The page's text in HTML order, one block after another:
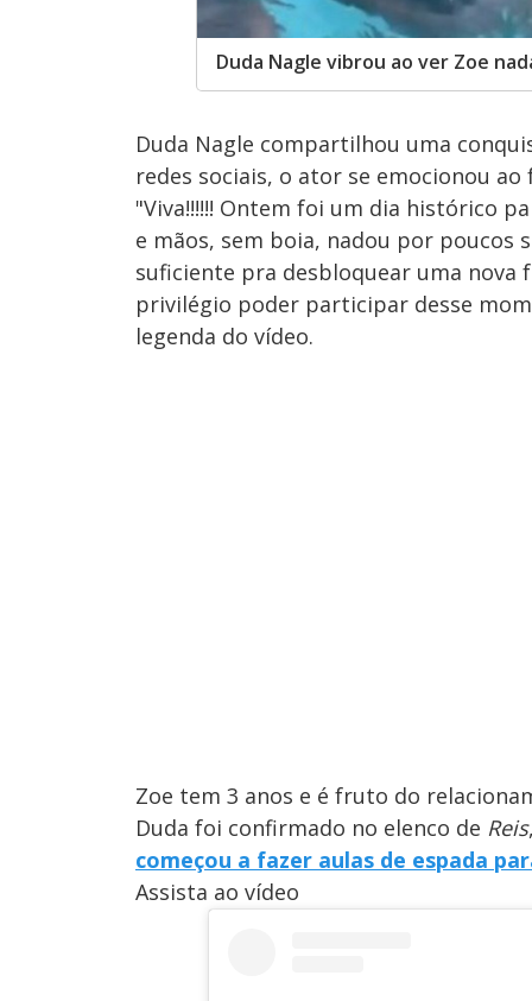
Duda Nagle vibrou ao ver Zoe
Duda Nagle compartilhou uma
redes sociais, o ator se emocionou
"Viva!!!!!! Ontem foi um dia histórico
e mãos, sem boia, nadou por poucos
suficiente pra desbloquear uma nova
privilégio poder participar desse
legenda do vídeo.
Zoe tem 3 anos e é fruto do
Duda foi confirmado no elenco de Reis
começou a fazer aulas de espada
Assista ao vídeo